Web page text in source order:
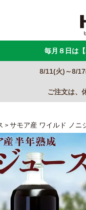
毎月８日は
8/11(火)～8/
ご注文は、
サモア産 ワイルド ノニ